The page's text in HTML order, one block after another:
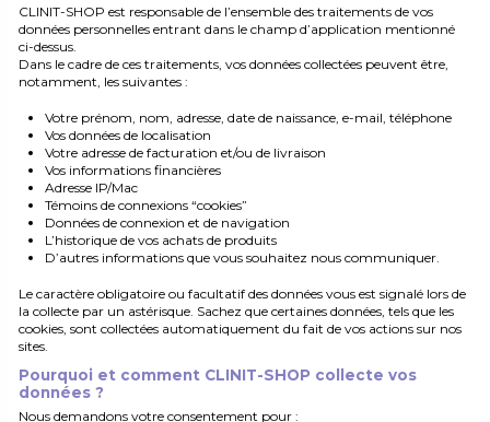
CLINIT-SHOP est responsable de l’ensemble des traitements de vos
données personnelles entrant dans le champ d’application mentionné
ci-dessus.
Dans le cadre de ces traitements, vos données collectées peuvent être,
notamment, les suivantes :
Votre prénom, nom, adresse, date de naissance, e-mail, téléphone
Vos données de localisation
Votre adresse de facturation et/ou de livraison
Vos informations financières
Adresse IP/Mac
Témoins de connexions “cookies”
Données de connexion et de navigation
L’historique de vos achats de produits
D’autres informations que vous souhaitez nous communiquer.
Le caractère obligatoire ou facultatif des données vous est signalé lors de
la collecte par un astérisque. Sachez que certaines données, tels que les
cookies, sont collectées automatiquement du fait de vos actions sur nos
sites.
Pourquoi et comment CLINIT-SHOP collecte vos
données ?
Nous demandons votre consentement pour :